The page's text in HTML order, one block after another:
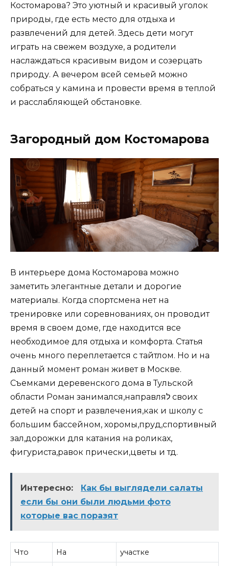
Костомарова? Это уютный и красивый уголок
природы, где есть место для отдыха и
развлечений для детей. Здесь дети могут
играть на свежем воздухе, а родители
наслаждаться красивым видом и созерцать
природу. А вечером всей семьей можно
собраться у камина и провести время в теплой
и расслабляющей обстановке.
Загородный дом Костомарова
В интерьере дома Костомарова можно
заметить элегантные детали и дорогие
материалы. Когда спортсмена нет на
тренировке или соревнованиях, он проводит
время в своем доме, где находится все
необходимое для отдыха и комфорта. Статья
очень много переплетается с тайтлом. Но и на
данный момент роман живет в Москве.
Съемками деревенского дома в Тульской
области Роман занимался,направляל своих
детей на спорт и развлечения,как и школу с
большим бассейном, хоромы,пруд,спортивный
зал,дорожки для катания на роликах,
фигуриста,равок прически,цветы и тд.
Интересно:
Как бы выглядели салаты
если бы они были людьми фото
которые вас поразят
Что На участке